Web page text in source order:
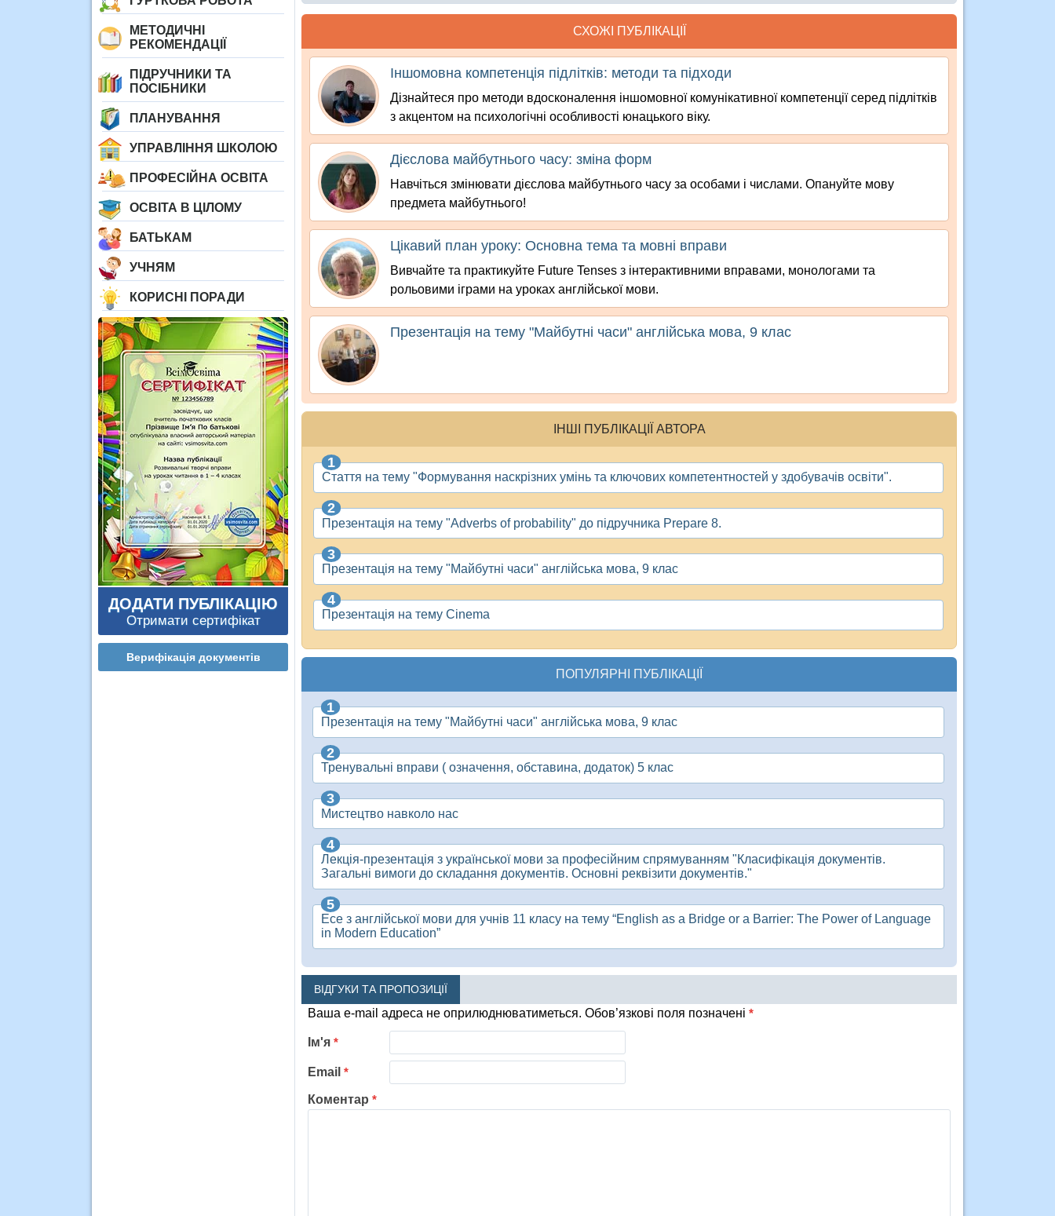
МЕТОДИЧНІ
РЕКОМЕНДАЦІЇ
ПІДРУЧНИКИ ТА
ПОСІБНИКИ
ПЛАНУВАННЯ
УПРАВЛІННЯ ШКОЛОЮ
ПРОФЕСІЙНА ОСВІТА
ОСВІТА В ЦІЛОМУ
БАТЬКАМ
УЧНЯМ
КОРИСНІ ПОРАДИ
ДОДАТИ ПУБЛІКАЦІЮ
Отримати сертифікат
Верифікація документів
СХОЖІ ПУБЛІКАЦІЇ
Іншомовна компетенція підлітків: методи та підходи
Дізнайтеся про методи вдосконалення іншомовної комунікативної компетенції серед підлітків
з акцентом на психологічні особливості юнацького віку.
Дієслова майбутнього часу: зміна форм
Навчіться змінювати дієслова майбутнього часу за особами і числами. Опануйте мову
предмета майбутнього!
Цікавий план уроку: Основна тема та мовні вправи
Вивчайте та практикуйте Future Tenses з інтерактивними вправами, монологами та
рольовими іграми на уроках англійської мови.
Презентація на тему "Майбутні часи" англійська мова, 9 клас
ІНШІ ПУБЛІКАЦІЇ АВТОРА
Стаття на тему "Формування наскрізних умінь та ключових компетентностей у здобувачів освіти".
Презентація на тему "Adverbs of probability" до підручника Prepare 8.
Презентація на тему "Майбутні часи" англійська мова, 9 клас
Презентація на тему Cinema
ПОПУЛЯРНІ ПУБЛІКАЦІЇ
Презентація на тему "Майбутні часи" англійська мова, 9 клас
Тренувальні вправи ( означення, обставина, додаток) 5 клас
Мистецтво навколо нас
Лекція-презентація з української мови за професійним спрямуванням "Класифікація документів.
Загальні вимоги до складання документів. Основні реквізити документів."
Есе з англійської мови для учнів 11 класу на тему “English as a Bridge or a Barrier: The Power of Language
in Modern Education”
ВІДГУКИ ТА ПРОПОЗИЦІЇ
Ваша e-mail адреса не оприлюднюватиметься. Обов’язкові поля позначені *
Коментар *
Ім'я *
Email *